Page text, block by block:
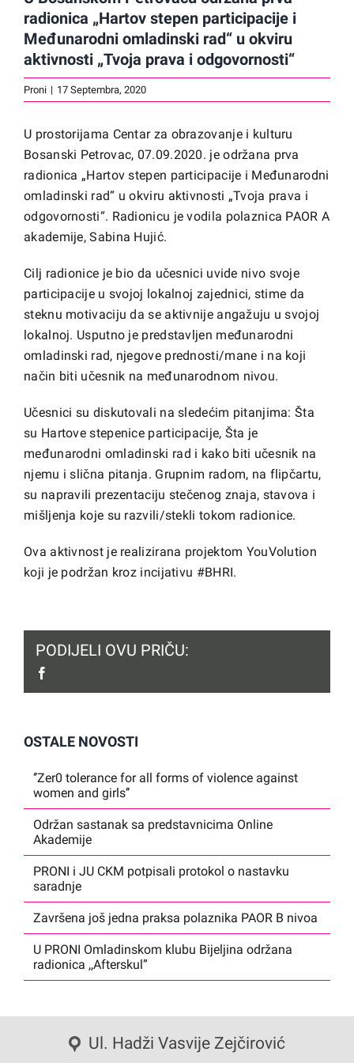
radionica „Hartov stepen participacije i
Međunarodni omladinski rad“ u okviru
aktivnosti „Tvoja prava i odgovornosti“
Proni | 17 Septembra, 2020
U prostorijama Centar za obrazovanje i kulturu
Bosanski Petrovac, 07.09.2020. je održana prva
radionica „Hartov stepen participacije i Međunarodni
omladinski rad“ u okviru aktivnosti „Tvoja prava i
odgovornosti“. Radionicu je vodila polaznica PAOR A
akademije, Sabina Hujić.
Cilj radionice je bio da učesnici uvide nivo svoje
participacije u svojoj lokalnoj zajednici, stime da
steknu motivaciju da se aktivnije angažuju u svojoj
lokalnoj. Usputno je predstavljen međunarodni
omladinski rad, njegove prednosti/mane i na koji
način biti učesnik na međunarodnom nivou.
Učesnici su diskutovali na sledećim pitanjima: Šta
su Hartove stepenice participacije, Šta je
međunarodni omladinski rad i kako biti učesnik na
njemu i slična pitanja. Grupnim radom, na flipčartu,
su napravili prezentaciju stečenog znaja, stavova i
mišljenja koje su razvili/stekli tokom radionice.
Ova aktivnost je realizirana projektom YouVolution
koji je podržan kroz incijativu #BHRI.
PODIJELI OVU PRIČU:
OSTALE NOVOSTI
‘’Zer0 tolerance for all forms of violence against
women and girls’’
Održan sastanak sa predstavnicima Online
Akademije
PRONI i JU CKM potpisali protokol o nastavku
saradnje
Završena još jedna praksa polaznika PAOR B nivoa
U PRONI Omladinskom klubu Bijeljina održana
radionica ,,Afterskul”
Ul. Hadži Vasvije Zejčirović